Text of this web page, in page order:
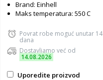
Brand: Einhell
Maks temperatura: 550 C
Povrat robe moguć unutar 14
dana
Dostavljamo već od
14.08.2026
Uporedite proizvod